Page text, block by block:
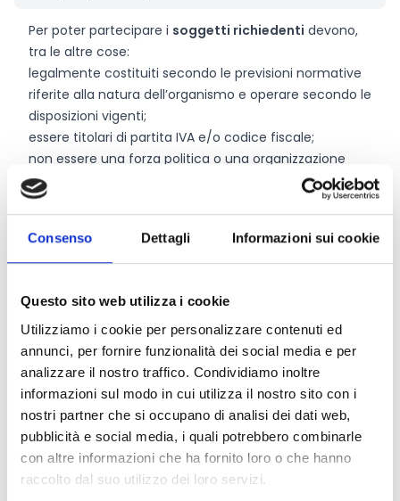
Consenso Dettagli Informazioni sui cookie
Questo sito web utilizza i cookie
Utilizziamo i cookie per personalizzare contenuti ed
annunci, per fornire funzionalità dei social media e per
analizzare il nostro traffico. Condividiamo inoltre
informazioni sul modo in cui utilizza il nostro sito con i
nostri partner che si occupano di analisi dei dati web,
pubblicità e social media, i quali potrebbero combinarle
con altre informazioni che ha fornito loro o che hanno
raccolto dal suo utilizzo dei loro servizi.
Per poter partecipare i soggetti richiedenti devono,
tra le altre cose:
legalmente costituiti secondo le previsioni normative
riferite alla natura dell’organismo e operare secondo le
disposizioni vigenti;
essere titolari di partita IVA e/o codice fiscale;
non essere una forza politica o una organizzazione
sindacale;
È anche possibile partecipare
in raggruppamento tra
Dotazione finanziaria complessiva:220.000 Euro
Contributo massimo:20.000 Euro
Intensità dell’aiuto:90%
Link e Documenti
Pagina web per formulari e documenti